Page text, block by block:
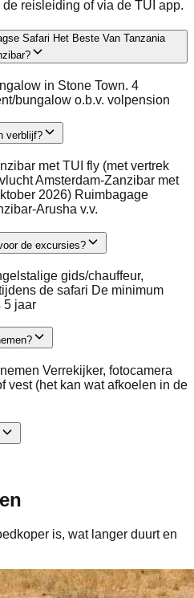
reisleiding of via de TUI app.
Safari Het Beste Van Tanzania
in Stone Town. 4
bungalow o.b.v. volpension
verblijf?
met TUI fly (met vertrek
Amsterdam-Zanzibar met
2026) Ruimbagage
Arusha v.v.
de excursies?
gids/chauffeur,
de safari De minimum
5 jaar
Verrekijker, fotocamera
vest (het kan wat afkoelen in de
is, wat langer duurt en